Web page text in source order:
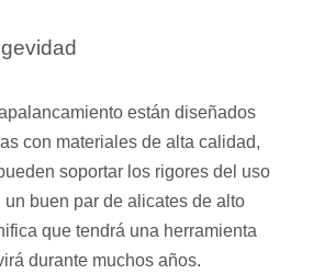
están diseñados
con materiales de alta calidad,
soportar los rigores del uso
un buen par de alicates de alto
que tendrá una herramienta
durante muchos años.